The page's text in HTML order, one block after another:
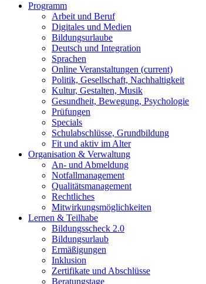
Programm
Arbeit und Beruf
Digitales und Medien
Bildungsurlaube
Deutsch und Integration
Sprachen
Online Veranstaltungen (current)
Politik, Gesellschaft, Nachhaltigkeit
Kultur, Gestalten, Musik
Gesundheit, Bewegung, Psychologie
Prüfungen
Specials
Schulabschlüsse, Grundbildung
Fit und aktiv im Alter
Organisation & Verwaltung
An- und Abmeldung
Notfallmanagement
Qualitätsmanagement
Rechtliches
Mitwirkungsmöglichkeiten
Lernen & Teilhabe
Bildungsscheck 2.0
Bildungsurlaub
Ermäßigungen
Inklusion
Zertifikate und Abschlüsse
Beratungstage